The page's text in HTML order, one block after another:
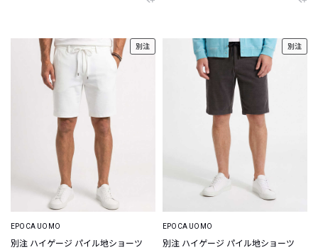
別注
EPOCA UOMO
別注 ハイゲージ パイル地ショーツ
別注
EPOCA UOMO
別注 ハイゲージ パイル地ショーツ